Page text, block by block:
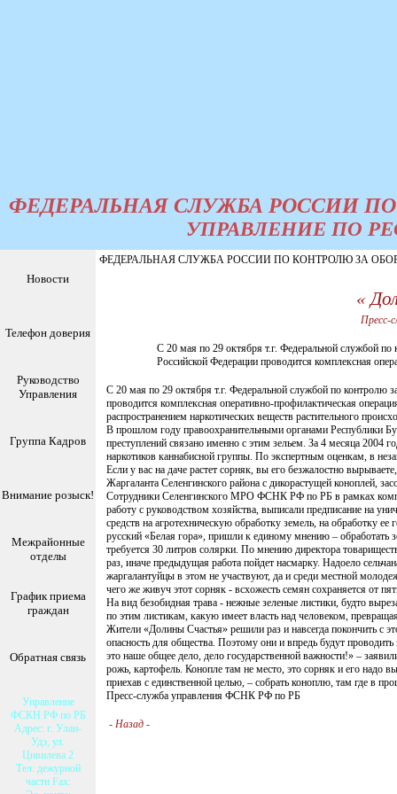
ФЕДЕРАЛЬНАЯ СЛУЖБА РОССИИ
УПРАВЛЕНИЕ ПО
Новости
Телефон доверия
Руководство
Управления
Группа Кадров
Внимание розыск!
Межрайонные
отделы
График приема
граждан
Обратная связь
Управление
ФСКН РФ по РБ
Адрес: г. Улан-
Удэ, ул.
Цивилева 2
Тел: дежурной
части Fax:
ФЕДЕРАЛЬНАЯ СЛУЖБА РОССИИ ПО КОНТРОЛЮ ЗА
«
Пресс-
С 20 мая по 29 октября т.г. Федеральной службой по
Российской Федерации проводится комплексная
С 20 мая по 29 октября т.г. Федеральной службой по контролю
проводится комплексная оперативно-профилактическая
распространением наркотических веществ растительного
В прошлом году правоохранительными органами Республики
преступлений связано именно с этим зельем. За 4 месяца 2004
наркотиков каннабисной группы. По экспертным оценкам, в
Если у вас на даче растет сорняк, вы его безжалостно
Жаргаланта Селенгинского района с дикорастущей коноплей,
Сотрудники Селенгинского МРО ФСНК РФ по РБ в рамках
работу с руководством хозяйства, выписали предписание на
средств на агротехническую обработку земель, на обработку
русский «Белая гора», пришли к единому мнению – обработать
требуется 30 литров солярки. По мнению директора
раз, иначе предыдущая работа пойдет насмарку. Надоело
жаргалантуйцы в этом не участвуют, да и среди местной
чего же живуч этот сорняк - всхожесть семян сохраняется от
На вид безобидная трава - нежные зеленые листики, будто
по этим листикам, какую имеет власть над человеком,
Жители «Долины Счастья» решили раз и навсегда покончить с
опасность для общества. Поэтому они и впредь будут
это наше общее дело, дело государственной важности!» –
рожь, картофель. Конопле там не место, это сорняк и его надо
приехав с единственной целью, – собрать коноплю, там где в
Пресс-служба управления ФСНК РФ по РБ
- Назад -